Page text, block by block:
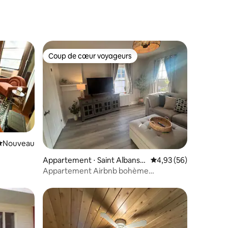
: 5 sur 5
hébergement
Nouveau
Coup de cœur voyageurs
Coup de cœur voyageurs
Appartement ⋅ Saint Albans
City
Évaluation moyenne
4,93 (56)
Appartement Airbnb bohème